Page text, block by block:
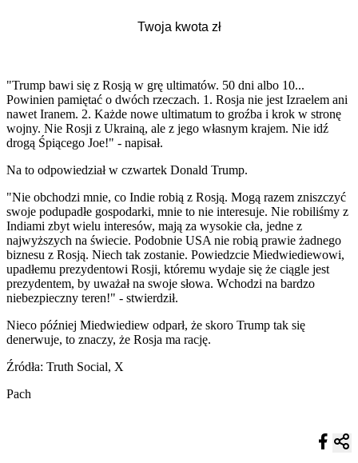
"Trump bawi się z Rosją w grę ultimatów. 50 dni albo 10...
Powinien pamiętać o dwóch rzeczach. 1. Rosja nie jest Izraelem ani
nawet Iranem. 2. Każde nowe ultimatum to groźba i krok w stronę
wojny. Nie Rosji z Ukrainą, ale z jego własnym krajem. Nie idź
drogą Śpiącego Joe!" - napisał.
Na to odpowiedział w czwartek Donald Trump.
"Nie obchodzi mnie, co Indie robią z Rosją. Mogą razem zniszczyć
swoje podupadłe gospodarki, mnie to nie interesuje. Nie robiliśmy z
Indiami zbyt wielu interesów, mają za wysokie cła, jedne z
najwyższych na świecie. Podobnie USA nie robią prawie żadnego
biznesu z Rosją. Niech tak zostanie. Powiedzcie Miedwiediewowi,
upadłemu prezydentowi Rosji, któremu wydaje się że ciągle jest
prezydentem, by uważał na swoje słowa. Wchodzi na bardzo
niebezpieczny teren!" - stwierdził.
Nieco później Miedwiediew odparł, że skoro Trump tak się
denerwuje, to znaczy, że Rosja ma rację.
Źródła: Truth Social, X
Pach